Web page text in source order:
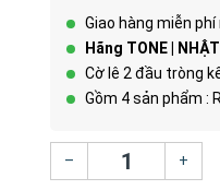
Giao hàng miễn
Hãng TONE |
Cờ lê 2 đầu tròng
Gồm 4 sản phẩm :
– +